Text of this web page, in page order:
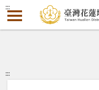
:::
:::